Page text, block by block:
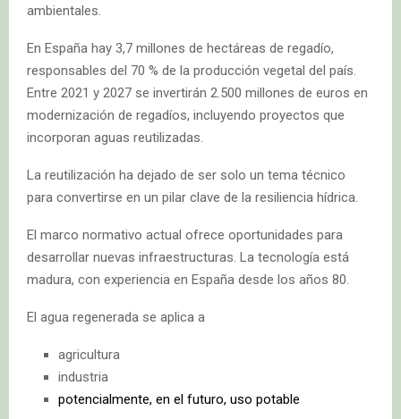
ambientales.
En España hay 3,7 millones de hectáreas de regadío,
responsables del 70 % de la producción vegetal del país.
Entre 2021 y 2027 se invertirán 2.500 millones de euros en
modernización de regadíos, incluyendo proyectos que
incorporan aguas reutilizadas.
La reutilización ha dejado de ser solo un tema técnico
para convertirse en un pilar clave de la resiliencia hídrica.
El marco normativo actual ofrece oportunidades para
desarrollar nuevas infraestructuras. La tecnología está
madura, con experiencia en España desde los años 80.
El agua regenerada se aplica a
agricultura
industria
potencialmente, en el futuro, uso potable